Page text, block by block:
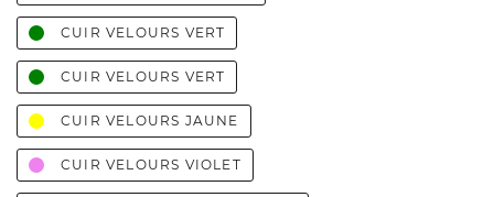
CUIR VELOURS VERT
CUIR VELOURS VERT
CUIR VELOURS JAUNE
CUIR VELOURS VIOLET